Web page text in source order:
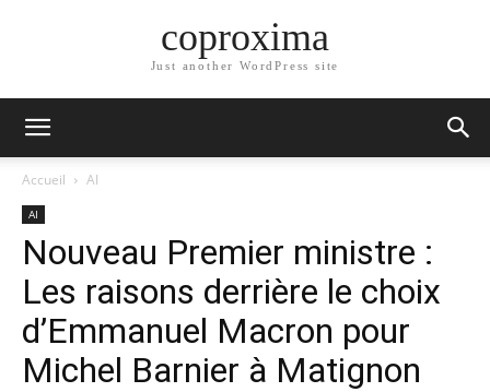
coproxima
Just another WordPress site
Accueil AI
AI
Nouveau Premier ministre :
Les raisons derrière le choix
d’Emmanuel Macron pour
Michel Barnier à Matignon